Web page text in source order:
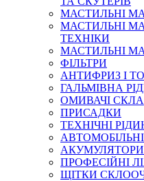
МАСТИЛЬНІ
МАСТИЛЬНІ
ТЕХНІКИ
МАСТИЛЬНІ
ФІЛЬТРИ
АНТИФРИЗ І
ГАЛЬМІВНА
ОМИВАЧІ СКЛА
ПРИСАДКИ
ТЕХНІЧНІ
АКУМУЛЯТОРИ
ПРОФЕСІЙНІ
ЩІТКИ